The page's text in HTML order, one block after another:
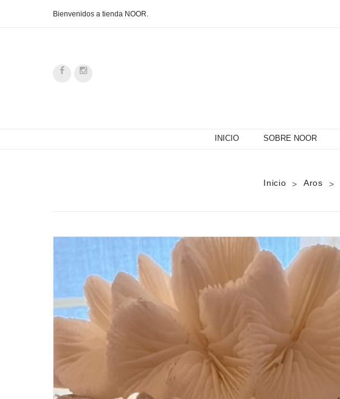
Bienvenidos a tienda NOOR.
INICIO SOBRE NOOR
Inicio > Aros >